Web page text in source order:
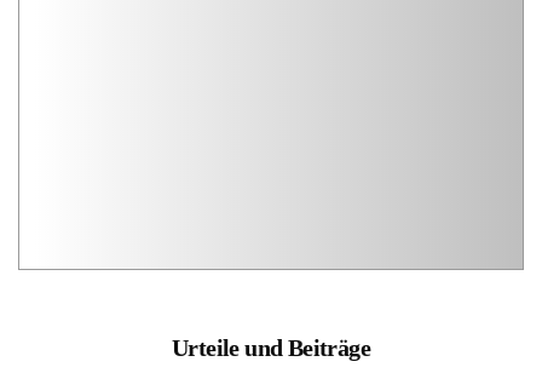
Urteile und Beiträge